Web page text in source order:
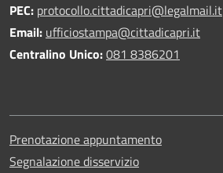
PEC: protocollo.cittadicapri@legalmail.it
Email: ufficiostampa@cittadicapri.it
Centralino Unico:081 8386201
Prenotazione appuntamento
Segnalazione disservizio